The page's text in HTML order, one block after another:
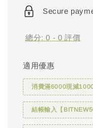
Secure
總分:0 - 0 評價
適用優惠
消費滿6000現減
結帳輸入【